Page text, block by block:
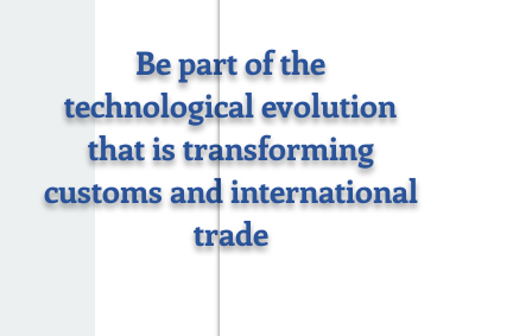
Be part of the
technological evolution
that is transforming
customs and international
trade